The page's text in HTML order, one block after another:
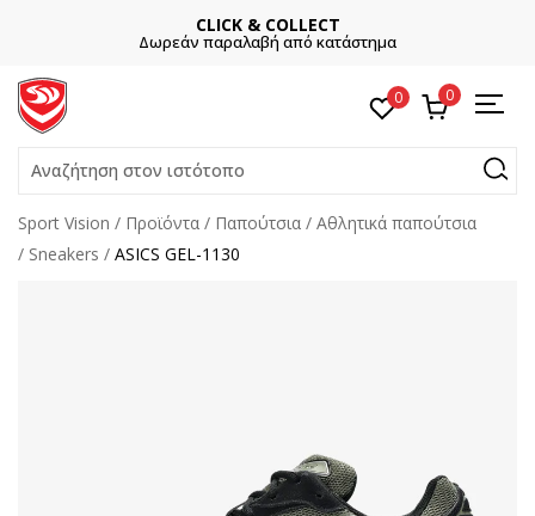
CLICK & COLLECT
Δωρεάν παραλαβή από κατάστημα
0 0
Αναζήτηση στον ιστότοπο
Sport Vision Προϊόντα Παπούτσια
Αθλητικά παπούτσια
Sneakers
ASICS GEL-1130